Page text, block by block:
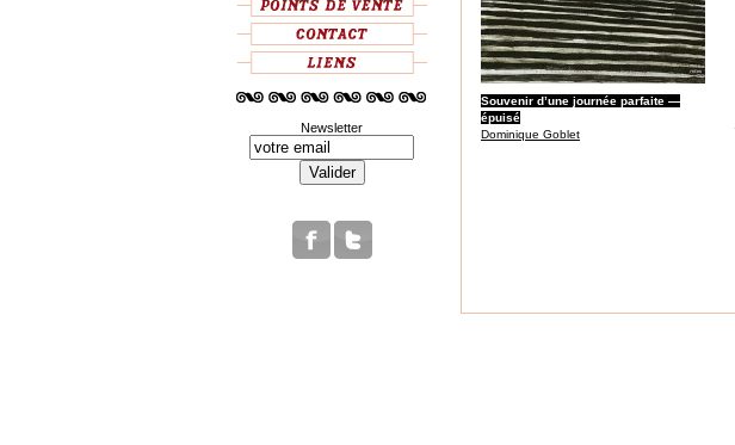
Newsletter
Souvenir d’une journée parfaite —
épuisé
Dominique Goblet